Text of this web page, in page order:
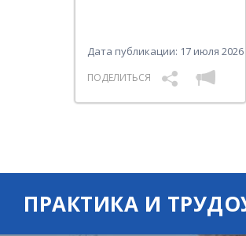
Дата публикации: 17 июля 2026
ПОДЕЛИТЬСЯ
ПРАКТИКА И